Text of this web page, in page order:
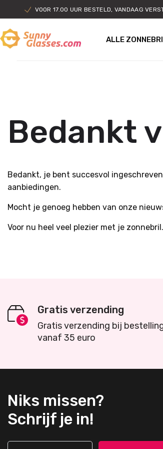
VOOR 17.00 UUR BESTELD, VANDAAG
ALLE
Bedankt
Bedankt, je bent succesvol
aanbiedingen.
Mocht je genoeg hebben van onze
Voor nu heel veel plezier met je
Gratis verzending
Gratis verzending bij
vanaf 35 euro
Niks missen?
Schrijf je in!